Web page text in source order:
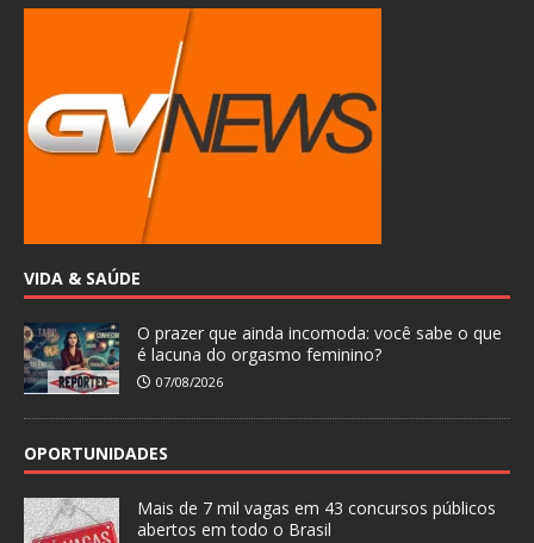
VIDA & SAÚDE
O prazer que ainda incomoda: você sabe o que
é lacuna do orgasmo feminino?
07/08/2026
OPORTUNIDADES
Mais de 7 mil vagas em 43 concursos públicos
abertos em todo o Brasil